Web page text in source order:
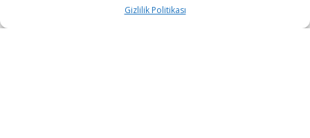
Gizlilik Politikası
Politika